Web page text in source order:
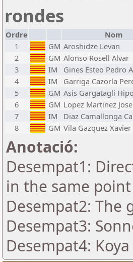
rondes
Ordre Nom
1
GM Aroshidze Levan
2
GM Alonso Rosell Alvar
3
IM Gines Esteo Pedro
4
IM Garriga Cazorla
5
GM Asis Gargatagli
6
GM Lopez Martinez
7
IM Diaz Camallonga
8
GM Vila Gazquez Xavier
Anotació:
Desempat1:
in the same
Desempat2: The
Desempat3:
Desempat4: